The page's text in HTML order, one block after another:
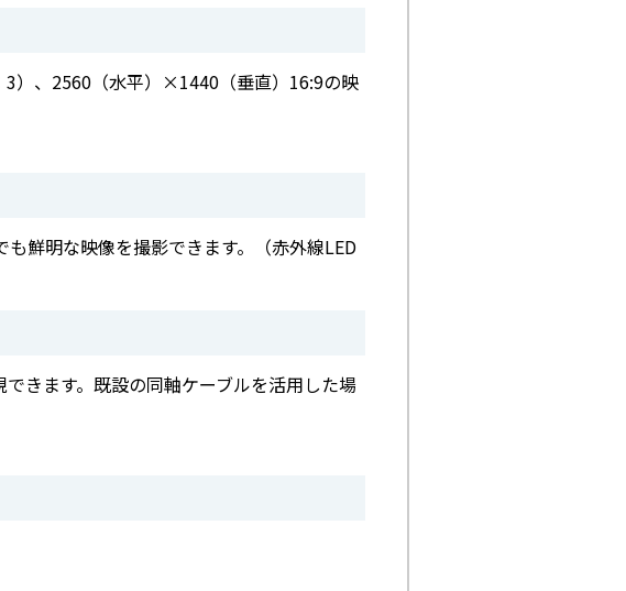
）、2560（水平）×1440（垂直）16:9の映
鮮明な映像を撮影できます。（赤外線LED
きます。既設の同軸ケーブルを活用した場